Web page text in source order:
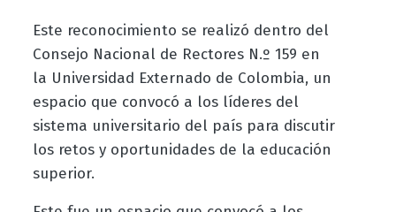
Este reconocimiento se realizó dentro del
Consejo Nacional de Rectores N.º 159 en
la Universidad Externado de Colombia, un
espacio que convocó a los líderes del
sistema universitario del país para discutir
los retos y oportunidades de la educación
superior.